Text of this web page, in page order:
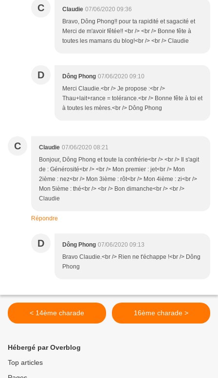
C Claudie 07/06/2020 09:36
Bravo, Dông Phong!! pour ta rapidité et sagacité et
Merci de m'avoir fêtée!! <br /> <br /> Bonne fête à
toutes les mamans du blog!<br /> <br /> Claudie
D Dông Phong 07/06/2020 09:10
Merci Claudie.<br /> Je propose :<br />
Thau+lait+rance = tolérance.<br /> Bonne fête à toi et
à toutes les mères.<br /> Dông Phong
C Claudie 07/06/2020 08:21
Bonjour, Dông Phong et toute la confrérie<br /> <br /> Il s'agit
de : Générosité<br /> <br /> Mon premier : jet<br /> Mon
2ième : nez<br /> Mon 3ième : rôt<br /> Mon 4ième : zi<br />
Mon 5ième : thé<br /> <br /> Bon dimanche<br /> <br />
Claudie
Répondre
D Dông Phong 07/06/2020 09:13
Bravo Claudie.<br /> Rien ne t'échappe !<br /> Dông
Phong
< 14ème charade 16ème charade >
Hébergé par Overblog
Top articles